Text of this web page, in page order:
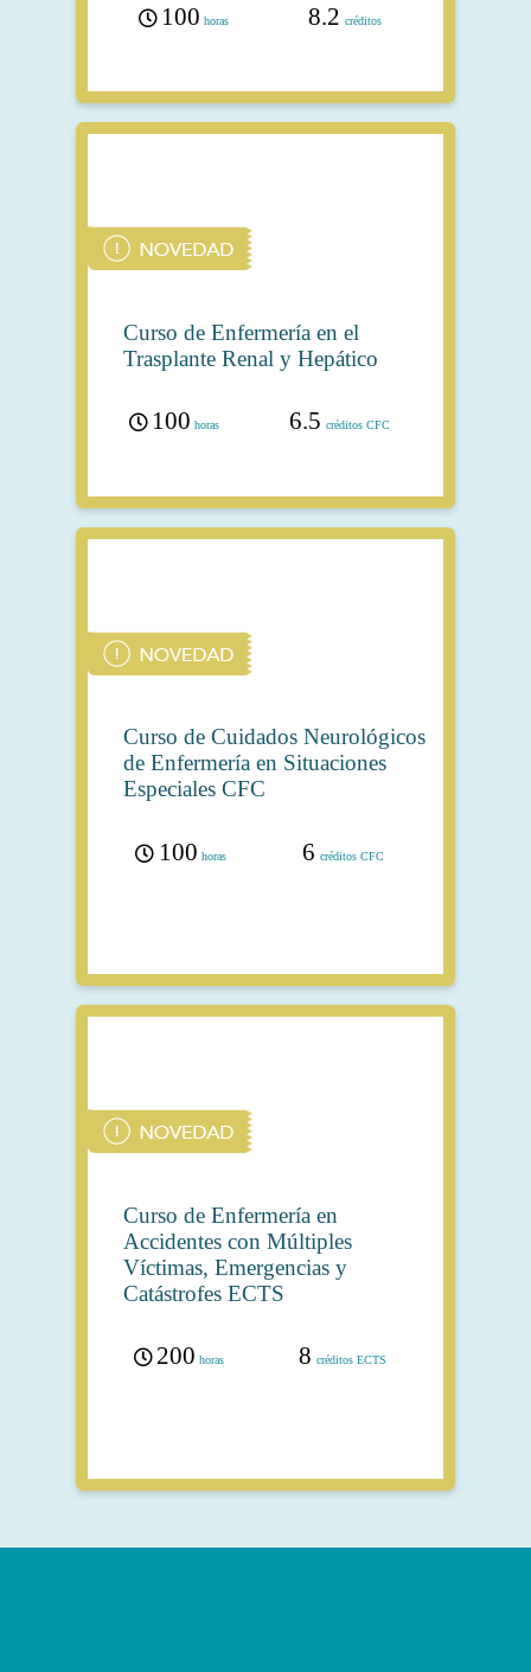
100 horas 8.2 créditos
Curso de Enfermería en el
Trasplante Renal y Hepático
100 horas 6.5 créditos CFC
Curso de Cuidados Neurológicos
de Enfermería en Situaciones
Especiales CFC
100 horas 6 créditos CFC
Curso de Enfermería en
Accidentes con Múltiples
Víctimas, Emergencias y
Catástrofes ECTS
200 horas 8 créditos ECTS